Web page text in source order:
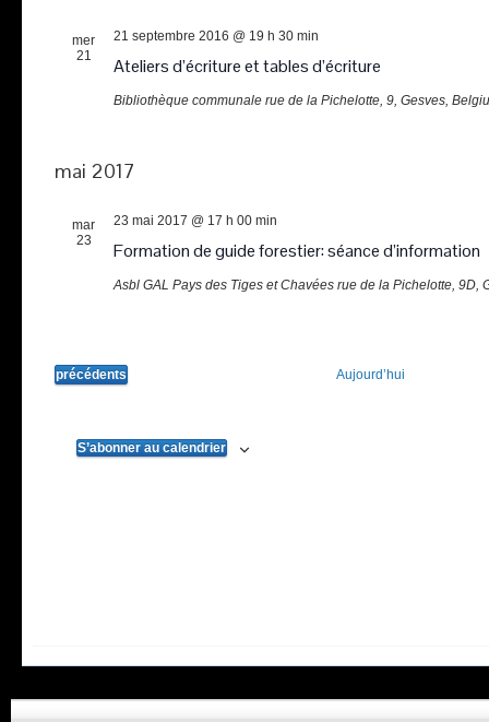
mer
21
Ateliers d’écriture et tables d’écriture
21 septembre 2016 @ 19 h 30 min
Bibliothèque communale rue de la Pichelotte, 9, Gesves,
mai 2017
mar
23
Formation de guide forestier: séance d’information
23 mai 2017 @ 17 h 00 min
Asbl GAL Pays des Tiges et Chavées rue de la Pichelotte, 9D,
Évènements
précédents Aujourd’hui
S’abonner au calendrier